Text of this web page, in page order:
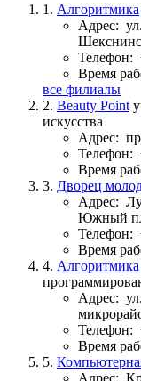
1. Алгоритмика
Адрес:
Телефон:
Время
все филиалы
2. Beauty Point
искусства
Адрес:
Телефон:
Время
3. Дворец
Адрес:
Южный
Телефон:
Время
4.
Адрес:
Телефон:
Время
5.
Адрес: